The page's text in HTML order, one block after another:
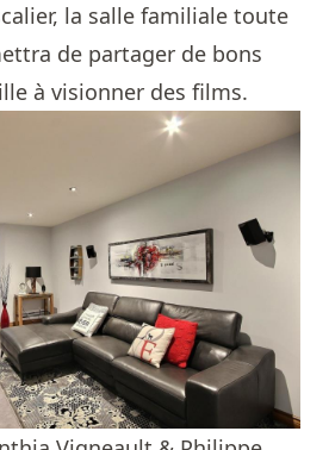
la salle familiale toute
de partager de bons
à visionner des films.